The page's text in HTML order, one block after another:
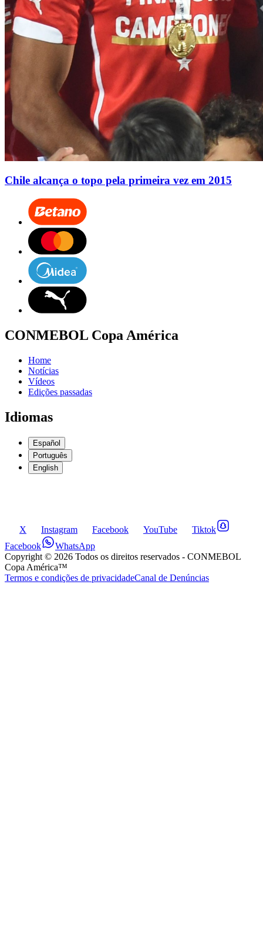
Chile alcança o topo pela primeira vez em 2015
CONMEBOL Copa América
Home
Notícias
Vídeos
Edições passadas
Idiomas
Español
Português
English
X Instagram Facebook YouTube
Tiktok
Facebook
WhatsApp
Copyright © 2026 Todos os direitos reservados - CONMEBOL
Copa América™
Termos e condições de privacidadeCanal de Denúncias